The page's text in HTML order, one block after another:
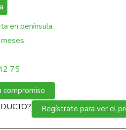
en península.
75
compromiso
Regístrate para ver el